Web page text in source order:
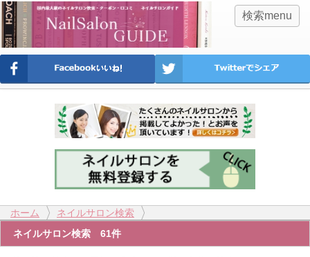
検索menu
ホーム
ネイルサロン検索
ネイルサロン検索 61件